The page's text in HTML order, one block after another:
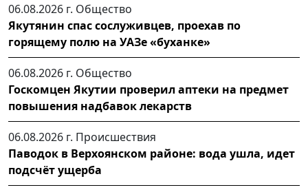
06.08.2026 г. Общество
Якутянин спас сослуживцев, проехав по
горящему полю на УАЗе «буханке»
06.08.2026 г. Общество
Госкомцен Якутии проверил аптеки на предмет
повышения надбавок лекарств
06.08.2026 г. Происшествия
Паводок в Верхоянском районе: вода ушла, идет
подсчёт ущерба